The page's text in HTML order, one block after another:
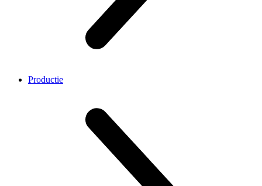
Productie